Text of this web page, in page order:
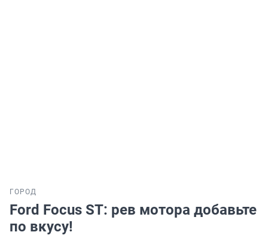
ГОРОД
Ford Focus ST: рев мотора добавьте
по вкусу!